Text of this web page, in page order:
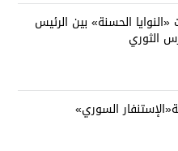
الحسنة» بين الرئيس
الثوري
السوري»